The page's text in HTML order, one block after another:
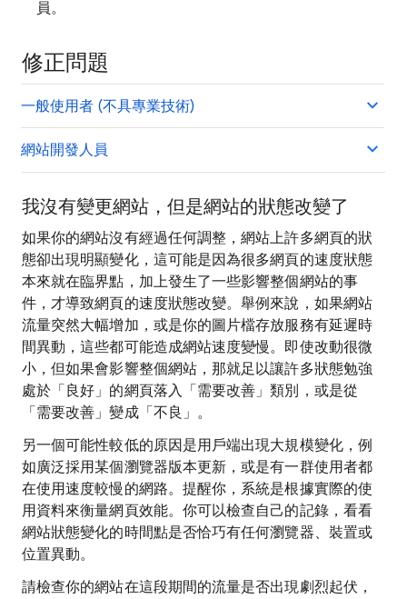
員。
修正問題
一般使用者 (不具專業技術)
網站開發人員
我沒有變更網站，但是網站的狀態改變了
如果你的網站沒有經過任何調整，網站上許多網頁的狀
態卻出現明顯變化，這可能是因為很多網頁的速度狀態
本來就在臨界點，加上發生了一些影響整個網站的事
件，才導致網頁的速度狀態改變。舉例來說，如果網站
流量突然大幅增加，或是你的圖片檔存放服務有延遲時
間異動，這些都可能造成網站速度變慢。即使改動很微
小，但如果會影響整個網站，那就足以讓許多狀態勉強
處於「良好」的網頁落入「需要改善」類別，或是從
「需要改善」變成「不良」。
另一個可能性較低的原因是用戶端出現大規模變化，例
如廣泛採用某個瀏覽器版本更新，或是有一群使用者都
在使用速度較慢的網路。提醒你，系統是根據實際的使
用資料來衡量網頁效能。你可以檢查自己的記錄，看看
網站狀態變化的時間點是否恰巧有任何瀏覽器、裝置或
位置異動。
請檢查你的網站在這段期間的流量是否出現劇烈起伏，